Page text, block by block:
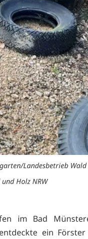
Landesbetrieb Wald
Holz NRW
im Bad
ein Förster